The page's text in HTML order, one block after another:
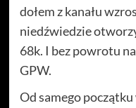
dołem z kanału
niedźwiedzie
68k. I bez powrotu
GPW.
Od samego